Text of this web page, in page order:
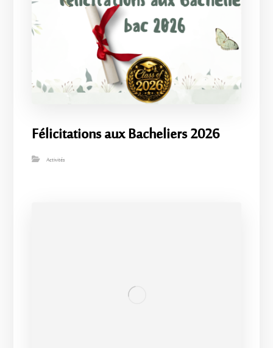
Félicitations aux Bacheliers 2026
Activités